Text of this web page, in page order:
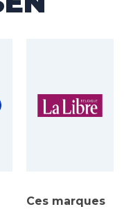
Ces marques